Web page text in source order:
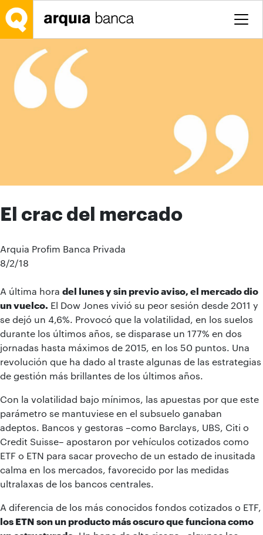
Saltar al contenido principal
El crac del mercado
Arquia Profim Banca Privada
8/2/18
A última hora del lunes y sin previo aviso, el mercado dio
un vuelco. El Dow Jones vivió su peor sesión desde 2011 y
se dejó un 4,6%. Provocó que la volatilidad, en los suelos
durante los últimos años, se disparase un 177% en dos
jornadas hasta máximos de 2015, en los 50 puntos. Una
revolución que ha dado al traste algunas de las estrategias
de gestión más brillantes de los últimos años.
Con la volatilidad bajo mínimos, las apuestas por que este
parámetro se mantuviese en el subsuelo ganaban
adeptos. Bancos y gestoras –como Barclays, UBS, Citi o
Credit Suisse– apostaron por vehículos cotizados como
ETF o ETN para sacar provecho de un estado de inusitada
calma en los mercados, favorecido por las medidas
ultralaxas de los bancos centrales.
A diferencia de los más conocidos fondos cotizados o ETF,
los ETN son un producto más oscuro que funciona como